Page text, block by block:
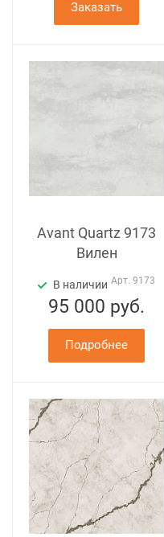
Заказать
Avant Quartz 9173
Вилен
В наличии Арт. 9173
95 000 руб.
Подробнее